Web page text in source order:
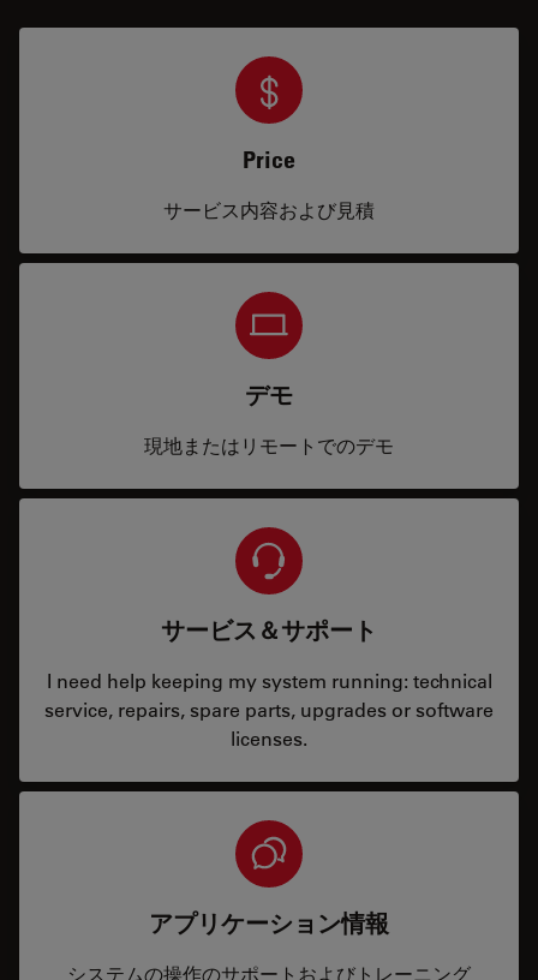
Price
サービス内容および見積
デモ
現地またはリモートでのデモ
サービス＆サポート
I need help keeping my system running: technical
service, repairs, spare parts, upgrades or software
licenses.
アプリケーション情報
システムの操作のサポートおよびトレーニング